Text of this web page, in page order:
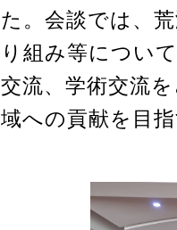
た。会談では、
り組み等につい
交流、学術交流
域への貢献を目